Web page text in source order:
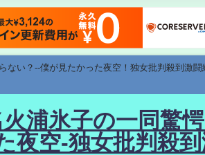
い？--僕が見たかった夜空！独女批判殺到激
浦氷子の一同驚
夜空-独女批判殺